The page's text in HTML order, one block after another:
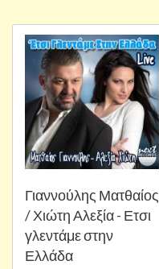
Γιαννούλης Ματθαίος
/ Χιώτη Αλεξία - Ετσι
γλεντάμε στην
Ελλάδα